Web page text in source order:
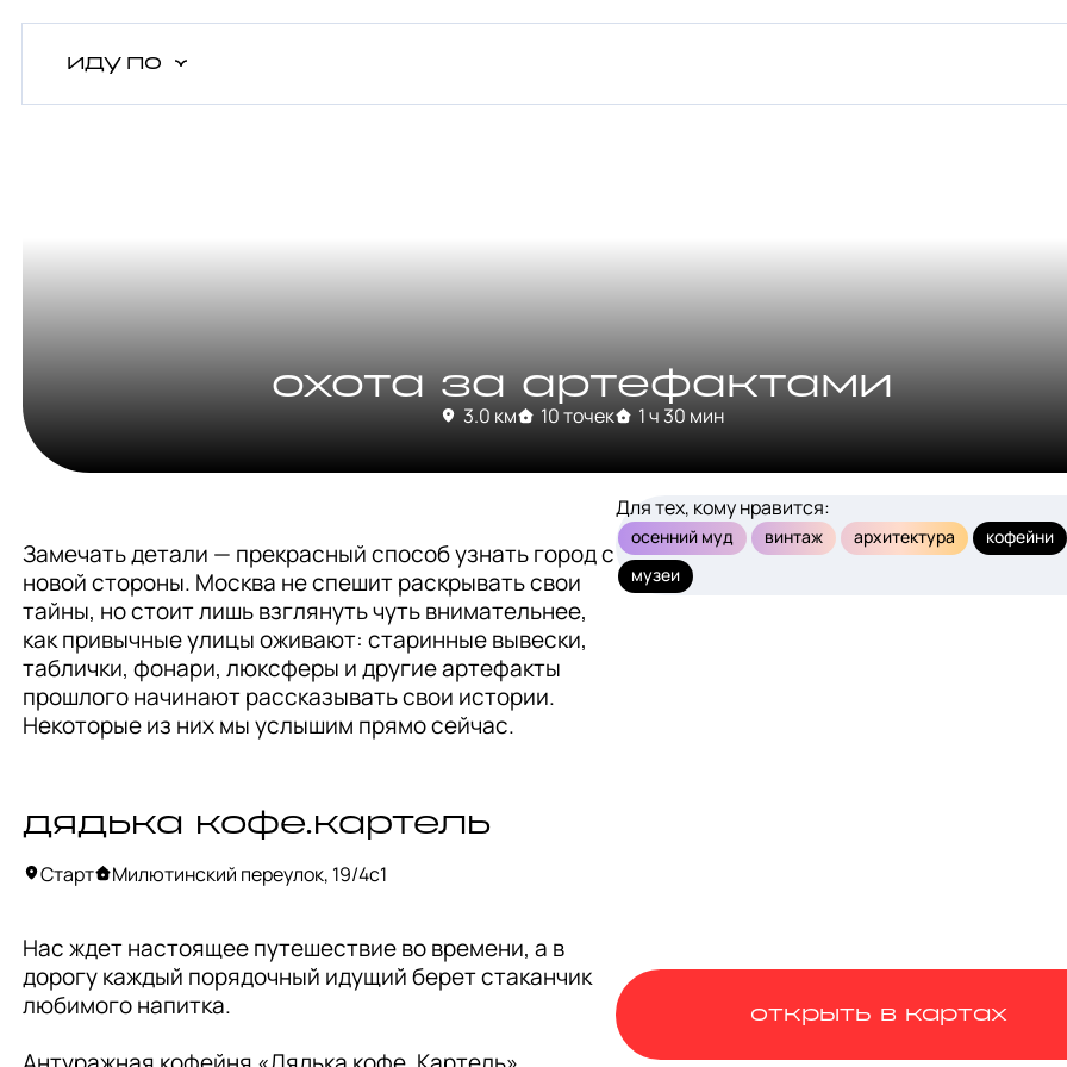
иду по
охота за артефактами
3.0 км 10 точек 1 ч 30 мин
Замечать детали — прекрасный способ узнать город с
новой стороны. Москва не спешит раскрывать свои
тайны, но стоит лишь взглянуть чуть внимательнее,
как привычные улицы оживают: старинные вывески,
таблички, фонари, люксферы и другие артефакты
прошлого начинают рассказывать свои истории.
Некоторые из них мы услышим прямо сейчас.
дядька кофе.картель
Старт Милютинский переулок, 19/4с1
Нас ждет настоящее путешествие во времени, а в
дорогу каждый порядочный идущий берет стаканчик
любимого напитка.
Для тех, кому нравится:
осенний муд винтаж архитектура
кофейни
музеи
открыть в картах